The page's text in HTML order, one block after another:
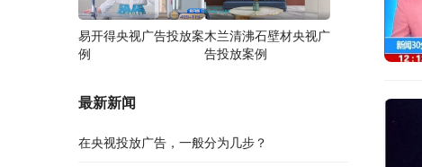
易开得央视广告投放案
例
木兰清沸石壁材央视广
告投放案例
最新新闻
在央视投放广告，一般分为几步？